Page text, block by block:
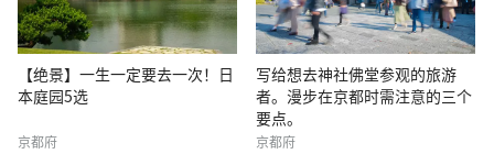
【绝景】一生一定要去一次！日
本庭园5选
京都府
写给想去神社佛堂参观的旅游
者。漫步在京都时需注意的三个
要点。
京都府